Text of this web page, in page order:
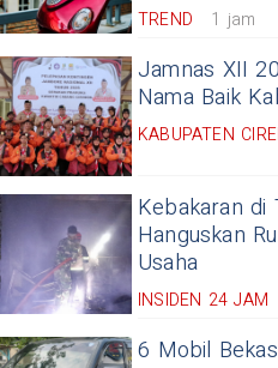
TREND 1 jam
Jamnas XII
Nama Baik
KABUPATEN
Kebakaran di
Hanguskan
Usaha
INSIDEN 24 JAM
6 Mobil